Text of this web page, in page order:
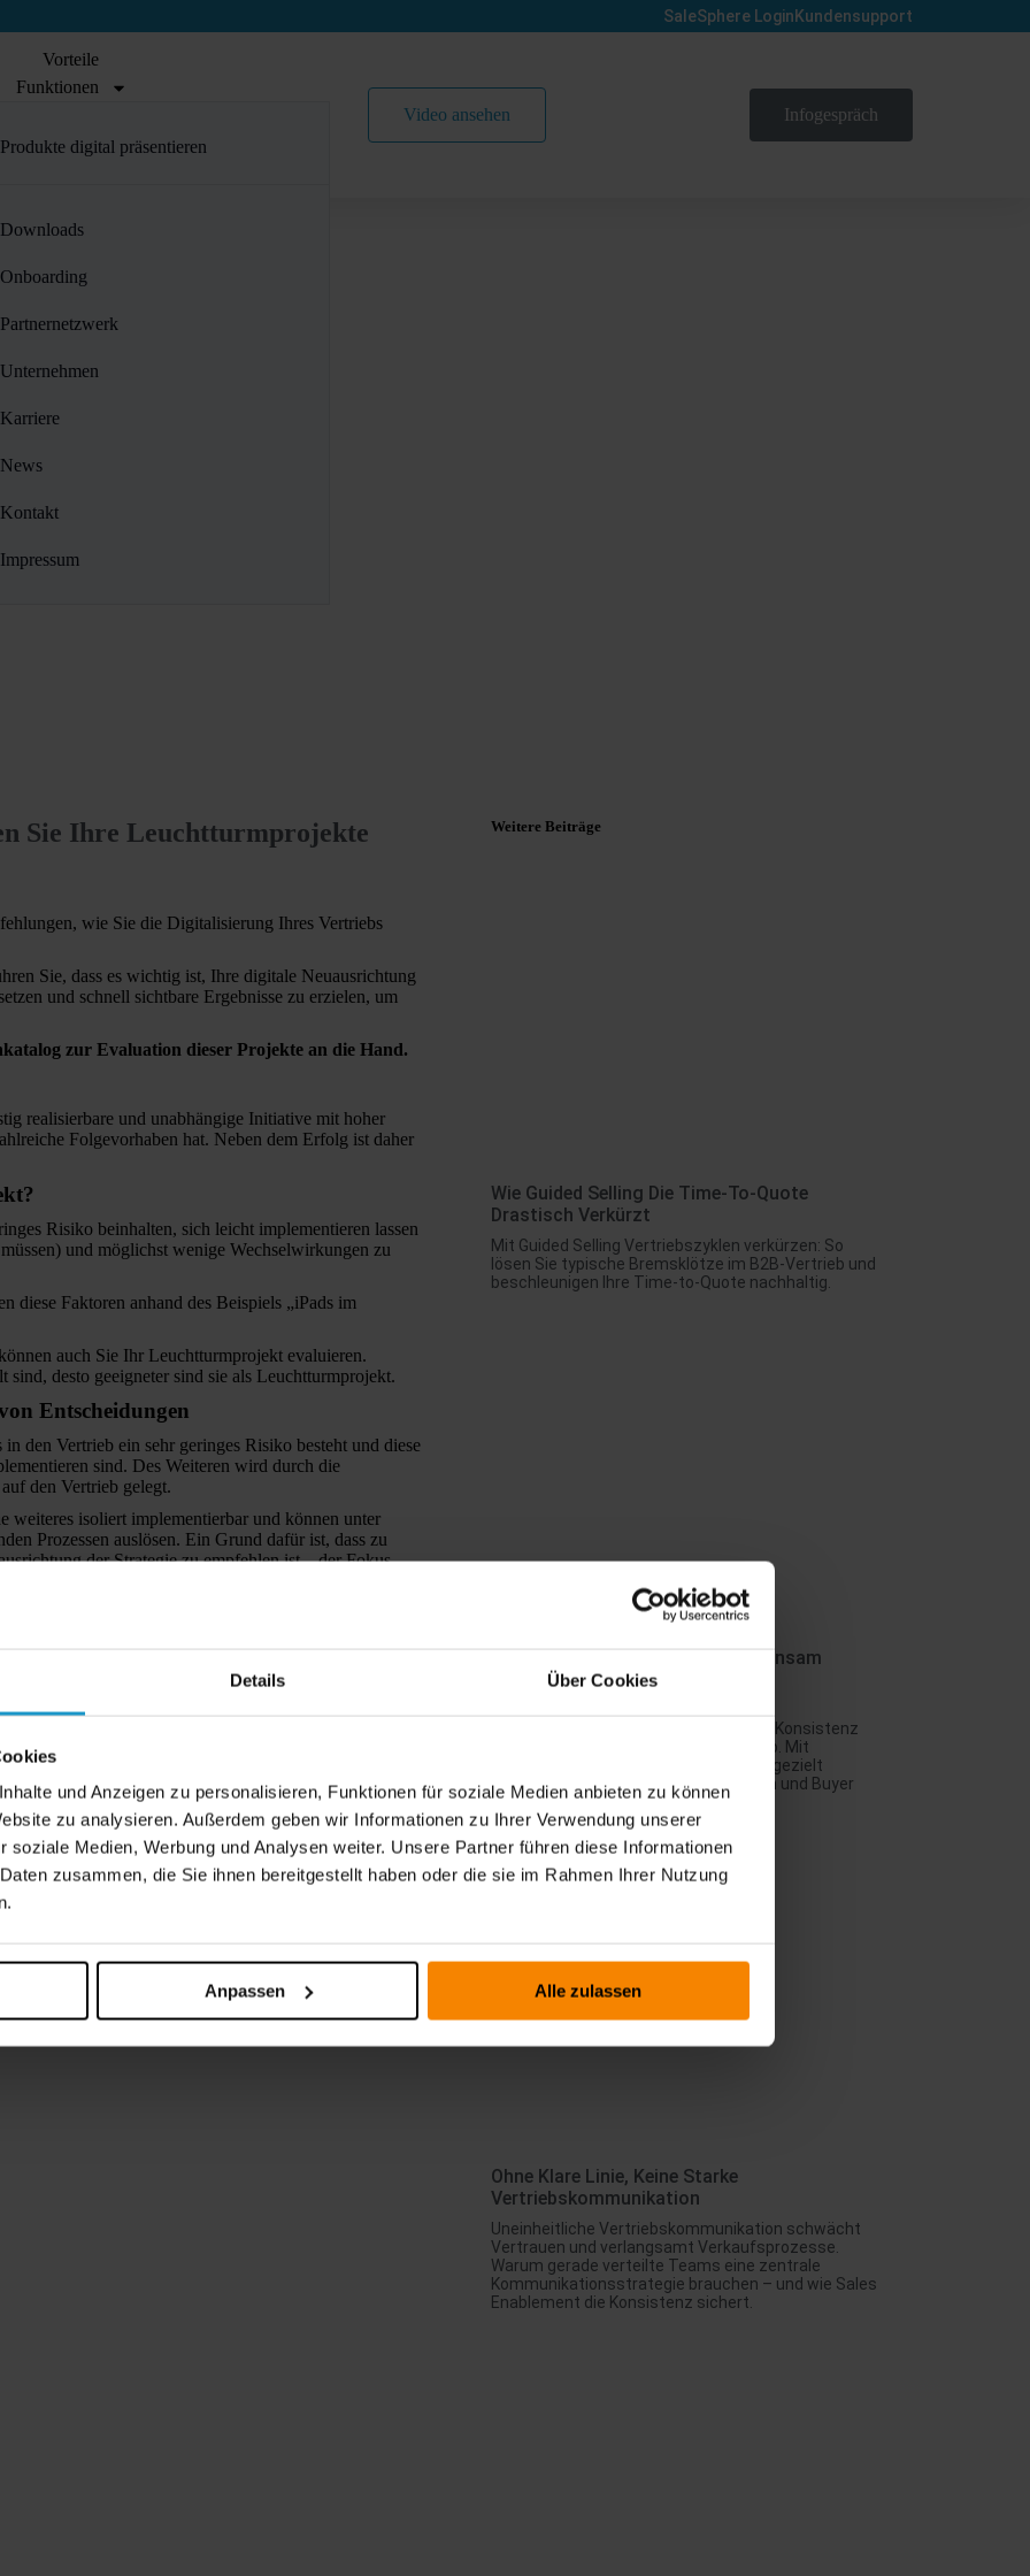
Details Über Cookies
und Anzeigen zu personalisieren, Funktionen für soziale Medien anbieten zu können
zu analysieren. Außerdem geben wir Informationen zu Ihrer Verwendung unserer
soziale Medien, Werbung und Analysen weiter. Unsere Partner führen diese Informationen
zusammen, die Sie ihnen bereitgestellt haben oder die sie im Rahmen Ihrer Nutzung
Anpassen Alle zulassen
SaleSphere Login Kundensupport
Vorteile
Funktionen
Produkte digital präsentieren
Effizient zusammenarbeiten
Daten zentralisieren
Individuelles App Design
Sicherer Datenaustausch
CRM-Erweiterung
Referenzen
Downloads
Onboarding
Partnernetzwerk
Unternehmen
Karriere
News
Kontakt
Impressum
Video ansehen Infogespräch
Sie Ihre Leuchtturmprojekte
wie Sie die Digitalisierung Ihres Vertriebs
Sie, dass es wichtig ist, Ihre digitale Neuausrichtung
und schnell sichtbare Ergebnisse zu erzielen, um
zur Evaluation dieser Projekte an die Hand.
realisierbare und unabhängige Initiative mit hoher
Folgevorhaben hat. Neben dem Erfolg ist daher
Risiko beinhalten, sich leicht implementieren lassen
und möglichst wenige Wechselwirkungen zu
diese Faktoren anhand des Beispiels „iPads im
auch Sie Ihr Leuchtturmprojekt evaluieren.
sind, desto geeigneter sind sie als Leuchtturmprojekt.
Entscheidungen
den Vertrieb ein sehr geringes Risiko besteht und diese
sind. Des Weiteren wird durch die
den Vertrieb gelegt.
weiteres isoliert implementierbar und können unter
Prozessen auslösen. Ein Grund dafür ist, dass zu
der Strategie zu empfehlen ist – der Fokus
Inhalte tragen zum Erfolg des Unternehmens bei,
Werkzeugen wie produktorientierten Videos,
Assets präsentiert werden.
zu gewährleisten, sollten Sie auf ganzheitliche
ausrichten. Dies beweist die Studie „Highspot, State
Unternehmen mit einer Sales Enablement-Strategie
Sie Ihren Kunden die richtigen Daten, zur richtigen
Weitere Beiträge
Wie Guided Selling Die Time‑to‑Quote
Drastisch Verkürzt
Mit Guided Selling Vertriebszyklen verkürzen: So
lösen Sie typische Bremsklötze im B2B-Vertrieb und
beschleunigen Ihre Time-to-Quote nachhaltig.
Sales Vs. Marketing – Oder Gemeinsam
Erfolgreich?
Marketingprozesse steigern Effizienz, Konsistenz
und Beratungsqualität im B2B-Vertrieb. Mit
SaleSphere lassen sich Content-Silos gezielt
abbauen, Touchpoints vereinheitlichen und Buyer
Journeys wirksam gestalten.
Ohne Klare Linie, Keine Starke
Vertriebskommunikation
Uneinheitliche Vertriebskommunikation schwächt
Vertrauen und verlangsamt Verkaufsprozesse.
Warum gerade verteilte Teams eine zentrale
Kommunikationsstrategie brauchen – und wie Sales
Enablement die Konsistenz sichert.